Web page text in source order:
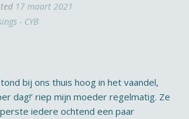
17 maart 2021
- CYB
bij ons thuis hoog in het vaandel,
dag!’ riep mijn moeder regelmatig. Ze
iedere ochtend een paar